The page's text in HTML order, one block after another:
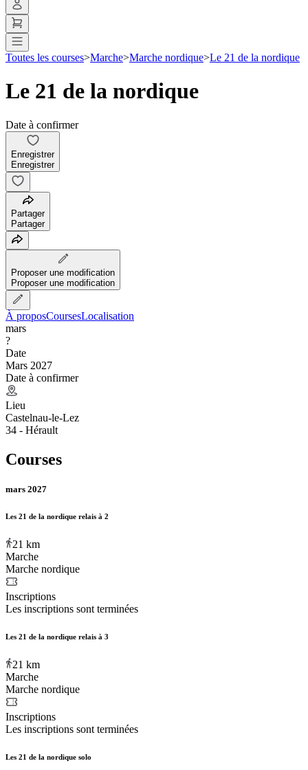
Toutes les courses>Marche>Marche nordique>Le 21 de la nordique
Le 21 de la nordique
Date à confirmer
Enregistrer
Enregistrer
Partager
Partager
Proposer une modification
Proposer une modification
À proposCoursesLocalisation
mars
?
Date
Mars 2027
Date à confirmer
Lieu
Castelnau-le-Lez
34 - Hérault
Courses
mars 2027
Les 21 de la nordique relais à 2
21 km
Marche
Marche nordique
Inscriptions
Les inscriptions sont terminées
Les 21 de la nordique relais à 3
21 km
Marche
Marche nordique
Inscriptions
Les inscriptions sont terminées
Les 21 de la nordique solo